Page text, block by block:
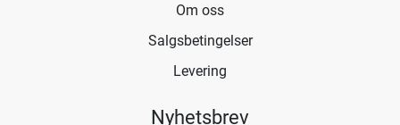
Om oss
Salgsbetingelser
Levering
Nyhetsbrev